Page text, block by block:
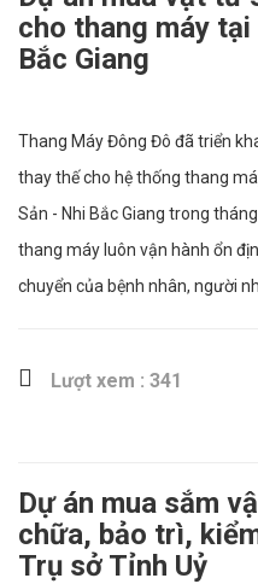
cho thang máy tại
Bắc Giang
Thang Máy Đông Đô đã triển
thay thế cho hệ thống thang
Sản - Nhi Bắc Giang trong
thang máy luôn vận hành ổn
chuyển của bệnh nhân, người
Lượt xem : 341
Dự án mua sắm
chữa, bảo trì,
Trụ sở Tỉnh Uỷ